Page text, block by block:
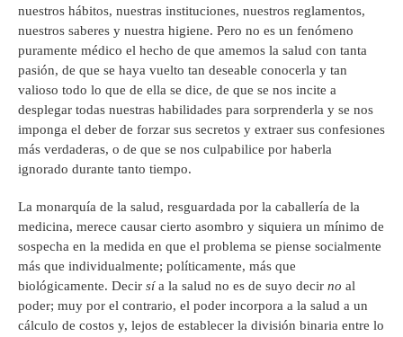
nuestros hábitos, nuestras instituciones, nuestros reglamentos,
nuestros saberes y nuestra higiene. Pero no es un fenómeno
puramente médico el hecho de que amemos la salud con tanta
pasión, de que se haya vuelto tan deseable conocerla y tan
valioso todo lo que de ella se dice, de que se nos incite a
desplegar todas nuestras habilidades para sorprenderla y se nos
imponga el deber de forzar sus secretos y extraer sus confesiones
más verdaderas, o de que se nos culpabilice por haberla
ignorado durante tanto tiempo.
La monarquía de la salud, resguardada por la caballería de la
medicina, merece causar cierto asombro y siquiera un mínimo de
sospecha en la medida en que el problema se piense socialmente
más que individualmente; políticamente, más que
biológicamente. Decir sía la salud no es de suyo decir no al
poder; muy por el contrario, el poder incorpora a la salud a un
cálculo de costos y, lejos de establecer la división binaria entre lo